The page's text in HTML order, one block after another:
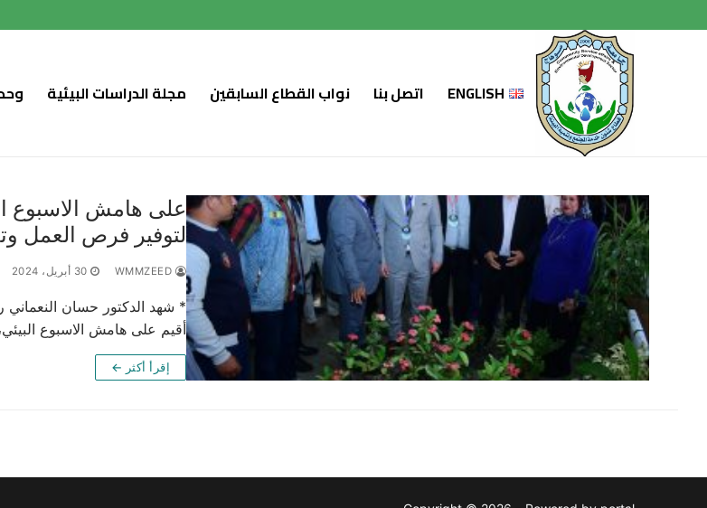
إلى
مجلة الدراسات البيئية نواب القطاع السابقين اتصل بنا ENGLISH
على هامش الاسبوع
لتوفير فرص العمل
30 أبريل، 2024
* شهد الدكتور حسان
أقيم على هامش الاسبوع
إقرأ أكثر ←